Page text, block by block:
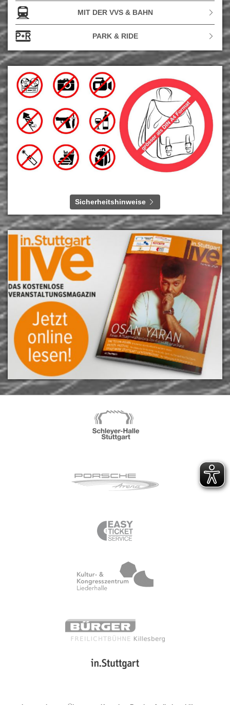
MIT DER VVS & BAHN
PARK & RIDE
Sicherheitshinweise